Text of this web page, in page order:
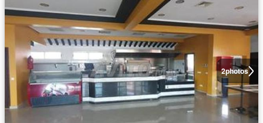
2photos